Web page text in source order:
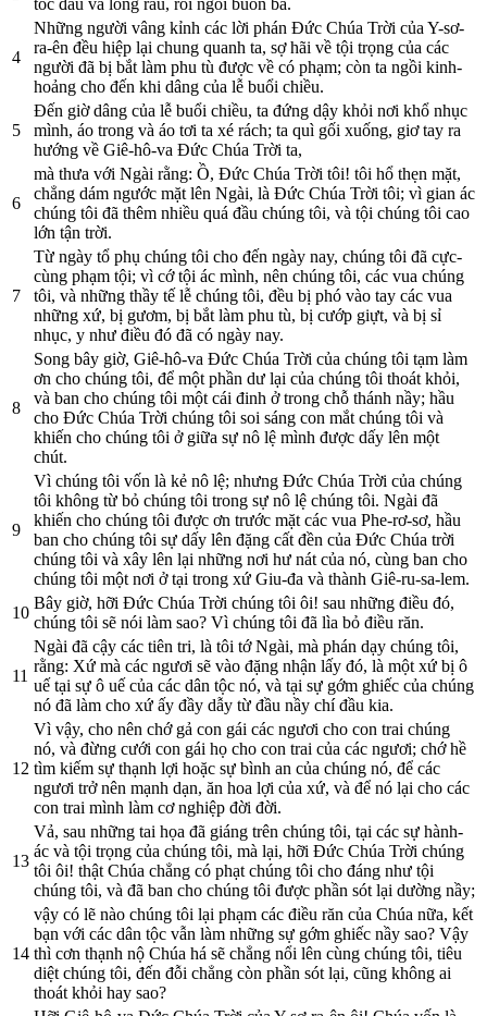
4
Những người vâng kỉnh các lời phán Ðức Chúa Trời của Y-sơ-
ra-ên đều hiệp lại chung quanh ta, sợ hãi về tội trọng của các
người đã bị bắt làm phu tù được về có phạm; còn ta ngồi kinh-
hoảng cho đến khi dâng của lễ buổi chiều.
5
Ðến giờ dâng của lễ buổi chiều, ta đứng dậy khỏi nơi khổ nhục
mình, áo trong và áo tơi ta xé rách; ta quì gối xuống, giơ tay ra
hướng về Giê-hô-va Ðức Chúa Trời ta,
6
mà thưa với Ngài rằng: Ồ, Ðức Chúa Trời tôi! tôi hổ thẹn mặt,
chẳng dám ngước mặt lên Ngài, là Ðức Chúa Trời tôi; vì gian ác
chúng tôi đã thêm nhiều quá đầu chúng tôi, và tội chúng tôi cao
lớn tận trời.
7
Từ ngày tổ phụ chúng tôi cho đến ngày nay, chúng tôi đã cực-
cùng phạm tội; vì cớ tội ác mình, nên chúng tôi, các vua chúng
tôi, và những thầy tế lễ chúng tôi, đều bị phó vào tay các vua
những xứ, bị gươm, bị bắt làm phu tù, bị cướp giựt, và bị sỉ
nhục, y như điều đó đã có ngày nay.
8
Song bây giờ, Giê-hô-va Ðức Chúa Trời của chúng tôi tạm làm
ơn cho chúng tôi, để một phần dư lại của chúng tôi thoát khỏi,
và ban cho chúng tôi một cái đinh ở trong chỗ thánh nầy; hầu
cho Ðức Chúa Trời chúng tôi soi sáng con mắt chúng tôi và
khiến cho chúng tôi ở giữa sự nô lệ mình được dấy lên một
chút.
9
Vì chúng tôi vốn là kẻ nô lệ; nhưng Ðức Chúa Trời của chúng
tôi không từ bỏ chúng tôi trong sự nô lệ chúng tôi. Ngài đã
khiến cho chúng tôi được ơn trước mặt các vua Phe-rơ-sơ, hầu
ban cho chúng tôi sự dấy lên đặng cất đền của Ðức Chúa trời
chúng tôi và xây lên lại những nơi hư nát của nó, cùng ban cho
chúng tôi một nơi ở tại trong xứ Giu-đa và thành Giê-ru-sa-lem.
10
Bây giờ, hỡi Ðức Chúa Trời chúng tôi ôi! sau những điều đó,
chúng tôi sẽ nói làm sao? Vì chúng tôi đã lìa bỏ điều răn.
11
Ngài đã cậy các tiên tri, là tôi tớ Ngài, mà phán dạy chúng tôi,
rằng: Xứ mà các ngươi sẽ vào đặng nhận lấy đó, là một xứ bị ô
uế tại sự ô uế của các dân tộc nó, và tại sự gớm ghiếc của chúng
nó đã làm cho xứ ấy đầy dẫy từ đầu nầy chí đầu kia.
12
Vì vậy, cho nên chớ gả con gái các ngươi cho con trai chúng
nó, và đừng cưới con gái họ cho con trai của các ngươi; chớ hề
tìm kiếm sự thạnh lợi hoặc sự bình an của chúng nó, để các
ngươi trở nên mạnh dạn, ăn hoa lợi của xứ, và để nó lại cho các
con trai mình làm cơ nghiệp đời đời.
13
Vả, sau những tai họa đã giáng trên chúng tôi, tại các sự hành-
ác và tội trọng của chúng tôi, mà lại, hỡi Ðức Chúa Trời chúng
tôi ôi! thật Chúa chẳng có phạt chúng tôi cho đáng như tội
chúng tôi, và đã ban cho chúng tôi được phần sót lại dường nầy;
14
vậy có lẽ nào chúng tôi lại phạm các điều răn của Chúa nữa, kết
bạn với các dân tộc vẫn làm những sự gớm ghiếc nầy sao? Vậy
thì cơn thạnh nộ Chúa há sẽ chẳng nổi lên cùng chúng tôi, tiêu
diệt chúng tôi, đến đỗi chẳng còn phần sót lại, cũng không ai
thoát khỏi hay sao?